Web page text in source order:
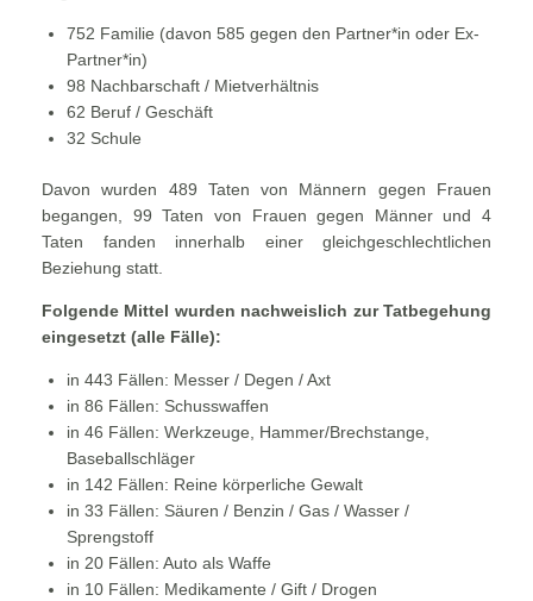
752 Familie (davon 585 gegen den Partner*in oder Ex-
Partner*in)
98 Nachbarschaft / Mietverhältnis
62 Beruf / Geschäft
32 Schule
Davon wurden 489 Taten von Männern gegen Frauen
begangen, 99 Taten von Frauen gegen Männer und 4
Taten fanden innerhalb einer gleichgeschlechtlichen
Beziehung statt.
Folgende Mittel wurden nachweislich zur Tatbegehung
eingesetzt (alle Fälle):
in 443 Fällen: Messer / Degen / Axt
in 86 Fällen: Schusswaffen
in 46 Fällen: Werkzeuge, Hammer/Brechstange,
Baseballschläger
in 142 Fällen: Reine körperliche Gewalt
in 33 Fällen: Säuren / Benzin / Gas / Wasser /
Sprengstoff
in 20 Fällen: Auto als Waffe
in 10 Fällen: Medikamente / Gift / Drogen